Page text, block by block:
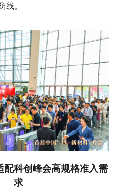
线。
配科创峰会高规格准入需
求